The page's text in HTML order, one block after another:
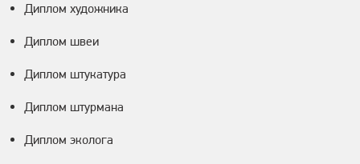
Диплом художника
Диплом швеи
Диплом штукатура
Диплом штурмана
Диплом эколога